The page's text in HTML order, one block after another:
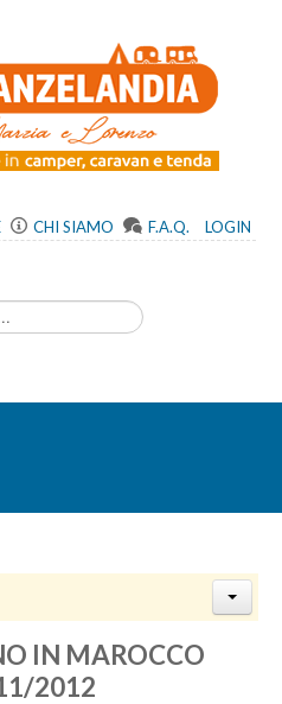
CHI SIAMO F.A.Q. LOGIN
IN MAROCCO
2012